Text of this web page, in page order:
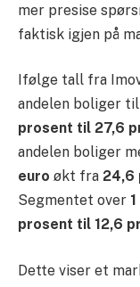
mer presise
faktisk igjen på
Ifølge tall fra
andelen boliger
prosent til 27,6
andelen boliger
euro økt fra 24,6
Segmentet over
prosent til 12,6
Dette viser et